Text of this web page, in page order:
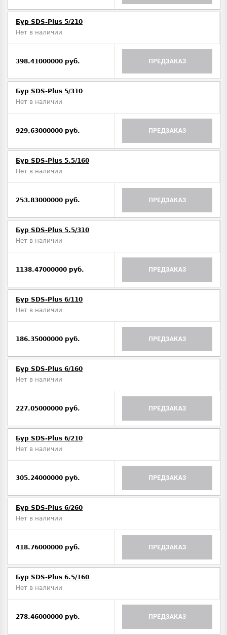
Бур SDS-Plus 5/210
Нет в наличии
398.41000000 руб. ПРЕДЗАКАЗ
Бур SDS-Plus 5/310
Нет в наличии
929.63000000 руб. ПРЕДЗАКАЗ
Бур SDS-Plus 5.5/160
Нет в наличии
253.83000000 руб. ПРЕДЗАКАЗ
Бур SDS-Plus 5.5/310
Нет в наличии
1138.47000000 руб. ПРЕДЗАКАЗ
Бур SDS-Plus 6/110
Нет в наличии
186.35000000 руб. ПРЕДЗАКАЗ
Бур SDS-Plus 6/160
Нет в наличии
227.05000000 руб. ПРЕДЗАКАЗ
Бур SDS-Plus 6/210
Нет в наличии
305.24000000 руб. ПРЕДЗАКАЗ
Бур SDS-Plus 6/260
Нет в наличии
418.76000000 руб. ПРЕДЗАКАЗ
Бур SDS-Plus 6.5/160
Нет в наличии
278.46000000 руб. ПРЕДЗАКАЗ